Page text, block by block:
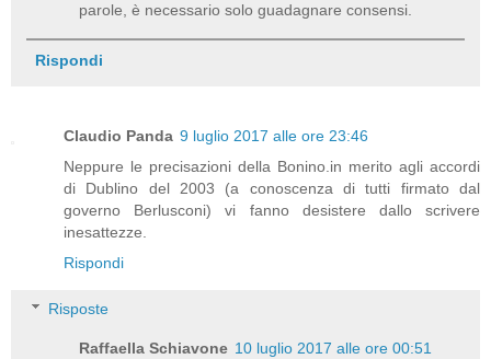
parole, è necessario solo guadagnare consensi.
Rispondi
Claudio Panda 9 luglio 2017 alle ore 23:46
Neppure le precisazioni della Bonino.in merito agli accordi
di Dublino del 2003 (a conoscenza di tutti firmato dal
governo Berlusconi) vi fanno desistere dallo scrivere
inesattezze.
Rispondi
Risposte
Raffaella Schiavone 10 luglio 2017 alle ore 00:51